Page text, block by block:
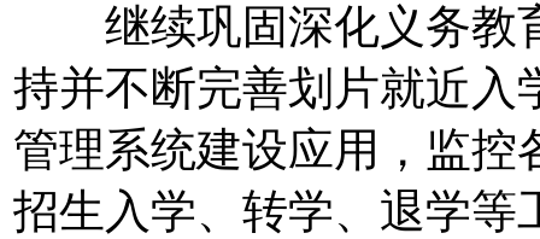
继续巩固深化义务教
持并不断完善划片就近入
管理系统建设应用，监控
招生入学、转学、退学等